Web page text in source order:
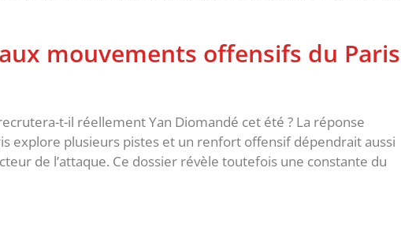
mouvements offensifs du Paris
t-il réellement Yan Diomandé cet été ? La réponse
explore plusieurs pistes et un renfort offensif dépendrait aussi
de l’attaque. ‎Ce dossier révèle toutefois une constante du